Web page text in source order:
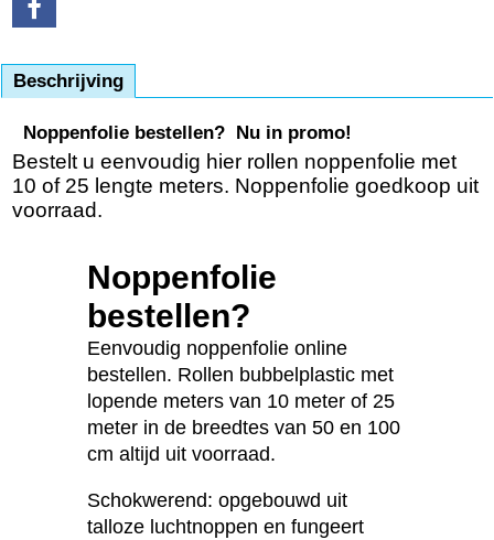
Beschrijving
Noppenfolie bestellen? Nu in promo!
Bestelt u eenvoudig hier rollen noppenfolie met
10 of 25 lengte meters. Noppenfolie goedkoop uit
voorraad.
Noppenfolie
bestellen?
Eenvoudig noppenfolie online
bestellen. Rollen bubbelplastic met
lopende meters van 10 meter of 25
meter in de breedtes van 50 en 100
cm altijd uit voorraad.
Schokwerend: opgebouwd uit
talloze luchtnoppen en fungeert